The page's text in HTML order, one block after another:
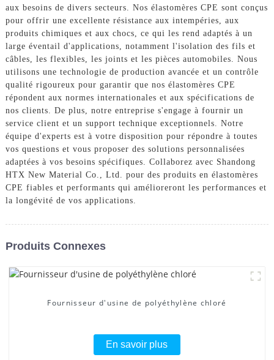
aux besoins de divers secteurs. Nos élastomères CPE sont conçus
pour offrir une excellente résistance aux intempéries, aux
produits chimiques et aux chocs, ce qui les rend adaptés à un
large éventail d'applications, notamment l'isolation des fils et
câbles, les flexibles, les joints et les pièces automobiles. Nous
utilisons une technologie de production avancée et un contrôle
qualité rigoureux pour garantir que nos élastomères CPE
répondent aux normes internationales et aux spécifications de
nos clients. De plus, notre entreprise s'engage à fournir un
service client et un support technique exceptionnels. Notre
équipe d'experts est à votre disposition pour répondre à toutes
vos questions et vous proposer des solutions personnalisées
adaptées à vos besoins spécifiques. Collaborez avec Shandong
HTX New Material Co., Ltd. pour des produits en élastomères
CPE fiables et performants qui amélioreront les performances et
la longévité de vos applications.
Produits Connexes
Fournisseur d'usine de polyéthylène chloré
En savoir plus